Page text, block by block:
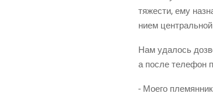
тяже­сти, ему
ни­ем
Нам уда­лось
а после теле­фон
- Мое­го